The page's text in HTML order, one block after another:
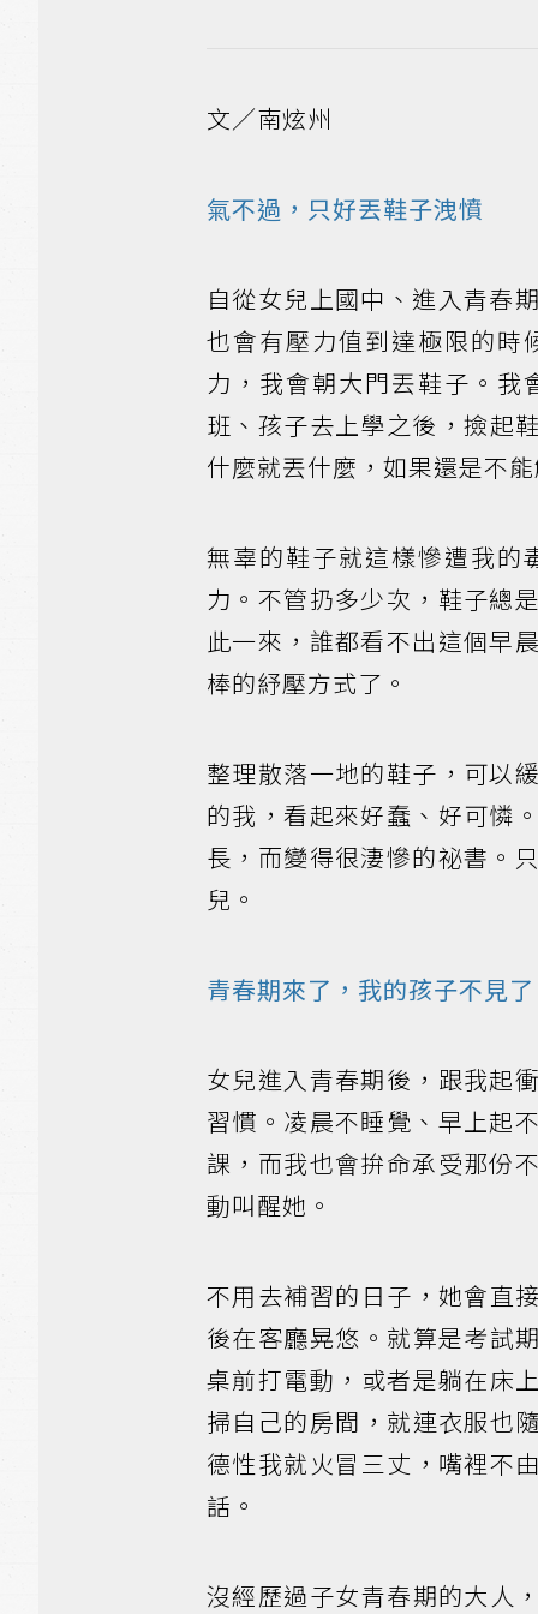
文／南炫州
氣不過，只好丟鞋子洩憤
自從女兒上國中、進入青春
也會有壓力值到達極限的時
力，我會朝大門丟鞋子。
班、孩子去上學之後，撿起
什麼就丟什麼，如果還是不
無辜的鞋子就這樣慘遭我的
力。不管扔多少次，鞋子總
此一來，誰都看不出這個早
棒的紓壓方式了。
整理散落一地的鞋子，可以
的我，看起來好蠢、好可憐
長，而變得很淒慘的祕書。
兒。
青春期來了，我的孩子不見了
女兒進入青春期後，跟我起
習慣。凌晨不睡覺、早上起
課，而我也會拚命承受那份
動叫醒她。
不用去補習的日子，她會直
後在客廳晃悠。就算是考試
桌前打電動，或者是躺在床
掃自己的房間，就連衣服也
德性我就火冒三丈，嘴裡不
話。
沒經歷過子女青春期的大人